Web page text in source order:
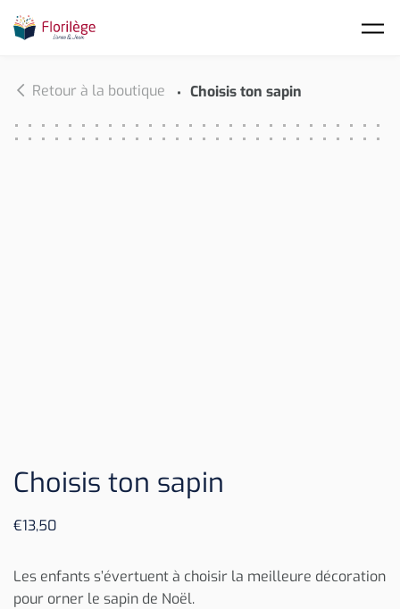
Retour à la boutique Choisis ton sapin
Choisis ton sapin
€13,50
Les enfants s’évertuent à choisir la meilleure décoration
pour orner le sapin de Noël.